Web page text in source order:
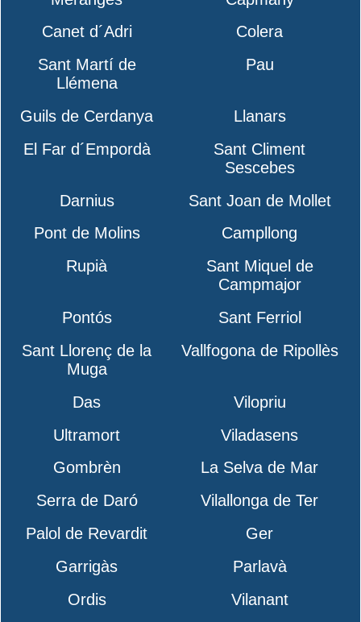
Canet d´Adri
Colera
Sant Martí de
Llémena
Pau
Guils de Cerdanya
Llanars
El Far d´Empordà
Sant Climent
Sescebes
Darnius
Sant Joan de Mollet
Pont de Molins
Campllong
Rupià
Sant Miquel de
Campmajor
Pontós
Sant Ferriol
Sant Llorenç de la
Muga
Vallfogona de Ripollès
Das
Vilopriu
Ultramort
Viladasens
Gombrèn
La Selva de Mar
Serra de Daró
Vilallonga de Ter
Palol de Revardit
Ger
Garrigàs
Parlavà
Ordis
Vilanant